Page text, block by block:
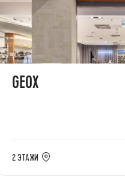
GEOX
2 ЭТАЖИ